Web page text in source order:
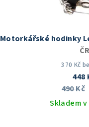
Motorkářské hodinky
ČR
370 Kč
448
490 Kč
Skladem v